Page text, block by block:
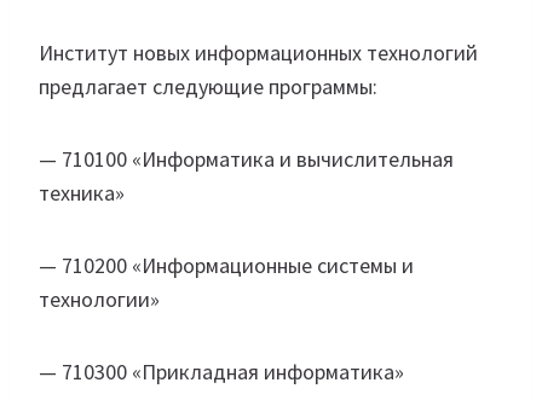
Институт новых информационных технологий
предлагает следующие программы:
— 710100 «Информатика и вычислительная
техника»
— 710200 «Информационные системы и
технологии»
— 710300 «Прикладная информатика»